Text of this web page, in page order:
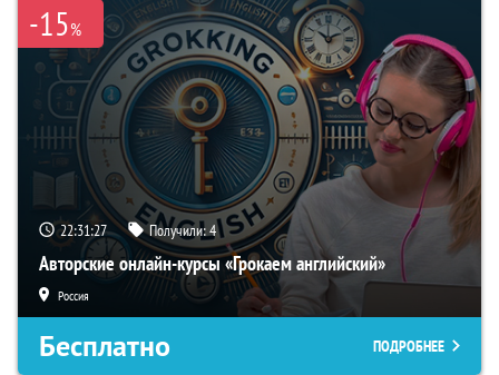
-15%
22:31:26 Получили:4
Авторские онлайн-курсы «Грокаем английский»
Россия
Бесплатно ПОДРОБНЕЕ